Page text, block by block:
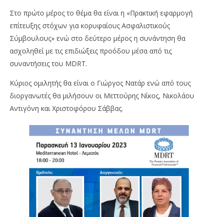
Την Παρασκευή η πρώτη συνάντηση μελών του
MDRT Κύπρου!
11
Ιανουαρίου,
2023
Cyprus
News
Στο πρώτο μέρος το θέμα θα είναι η «Πρακτική εφαρμογή
επίτευξης στόχων για κορυφαίους Ασφαλιστικούς
Σύμβουλους» ενώ στο δεύτερο μέρος η συνάντηση θα
ασχοληθεί με τις επιδιώξεις προόδου μέσα από τις
συναντήσεις του MDRT.
Κύριος ομιλητής θα είναι ο Γιώργος Νατάρ ενώ από τους
διοργανωτές θα μιλήσουν οι Μεττούρης Νίκος, Νικολάου
Αντιγόνη και Χριστοφόρου Σάββας.